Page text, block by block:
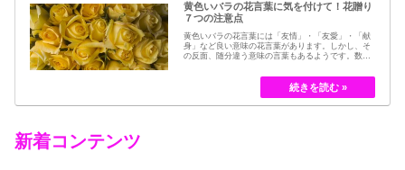
黄色いバラの花言葉に気を付けて！花贈り
７つの注意点
黄色いバラの花言葉には「友情」・「友愛」・「献
身」など良い意味の花言葉があります。しかし、そ
の反面、随分違う意味の言葉もあるようです。数多
ローズである「ハイブリット・ティー」の中には、
黄色のバラというのは、存在していませんでした。
しかし、フランスの園芸家ジョセフ・ペルネ＝デ…
新着コンテンツ